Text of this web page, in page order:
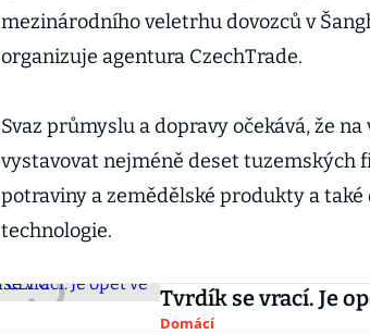
mezinárodního veletrhu dovozců v
organizuje agentura CzechTrade.
Svaz průmyslu a dopravy očekává, že
vystavovat nejméně deset tuzemských
potraviny a zemědělské produkty a
technologie.
Tvrdík se vrací. Je
Domácí